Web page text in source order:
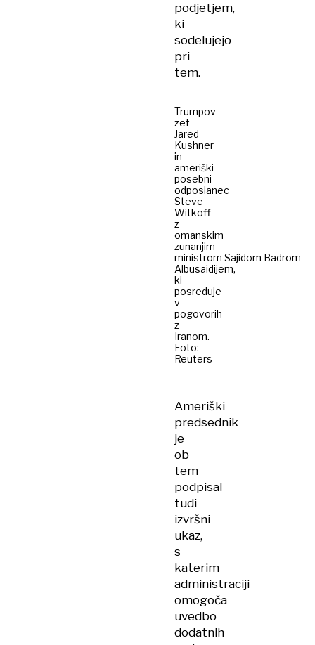
podjetjem,
ki
sodelujejo
pri
tem.
Trumpov
zet
Jared
Kushner
in
ameriški
posebni
odposlanec
Steve
Witkoff
z
omanskim
zunanjim
ministrom Sajidom Badrom
Albusaidijem,
ki
posreduje
v
pogovorih
z
Iranom.
Foto:
Reuters
Ameriški
predsednik
je
ob
tem
podpisal
tudi
izvršni
ukaz,
s
katerim
administraciji
omogoča
uvedbo
dodatnih